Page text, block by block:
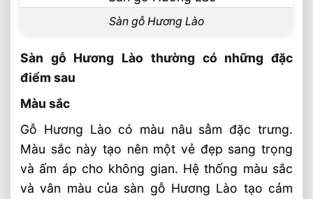
Sàn gỗ Hương Lào
Sàn gỗ Hương Lào thường có những đặc
điểm sau
Màu sắc
Gỗ Hương Lào có màu nâu sẫm đặc trưng.
Màu sắc này tạo nên một vẻ đẹp sang trọng
và ấm áp cho không gian. Hệ thống màu sắc
và vân màu của sàn gỗ Hương Lào tạo cảm